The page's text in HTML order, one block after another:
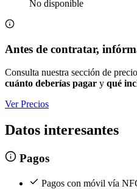
No disponible
Antes de contratar,
Consulta nuestra sección de
cuánto deberías pagar y qué
Ver Precios
Datos interesantes
Pagos
Pagos con móvil vía